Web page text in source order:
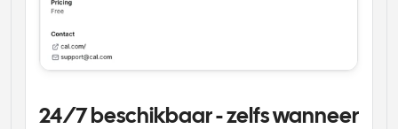
24/7 beschikbaar - zelfs wanneer